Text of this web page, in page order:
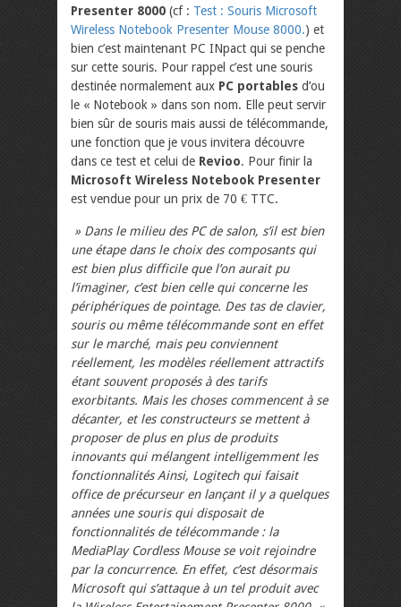
Presenter 8000 (cf : Test : Souris Microsoft
Wireless Notebook Presenter Mouse 8000.) et
bien c’est maintenant PC INpact qui se penche
sur cette souris. Pour rappel c’est une souris
destinée normalement aux PC portables d’ou
le « Notebook » dans son nom. Elle peut servir
bien sûr de souris mais aussi de télécommande,
une fonction que je vous invitera découvre
dans ce test et celui de Revioo. Pour finir la
Microsoft Wireless Notebook Presenter
est vendue pour un prix de 70 € TTC.
» Dans le milieu des PC de salon, s’il est bien
une étape dans le choix des composants qui
est bien plus difficile que l’on aurait pu
l’imaginer, c’est bien celle qui concerne les
périphériques de pointage. Des tas de clavier,
souris ou même télécommande sont en effet
sur le marché, mais peu conviennent
réellement, les modèles réellement attractifs
étant souvent proposés à des tarifs
exorbitants. Mais les choses commencent à se
décanter, et les constructeurs se mettent à
proposer de plus en plus de produits
innovants qui mélangent intelligemment les
fonctionnalités Ainsi, Logitech qui faisait
office de précurseur en lançant il y a quelques
années une souris qui disposait de
fonctionnalités de télécommande : la
MediaPlay Cordless Mouse se voit rejoindre
par la concurrence. En effet, c’est désormais
Microsoft qui s’attaque à un tel produit avec